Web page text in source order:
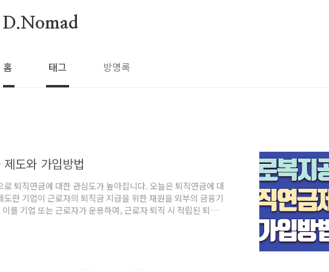
D.Nomad
홈 태그 방명록
도와 가입방법
퇴직연금에 대한 관심도가 높아집니다. 오늘은 퇴직연금에 대
란 기업이 근로자의 퇴직금 지급을 위한 재원을 외부의 금융기
를 기업 또는 근로자가 운용하며, 근로자 퇴직 시 적립된 퇴직
장점은 무엇인가요? - 기업도산에도 퇴직급여 수급권이 보장